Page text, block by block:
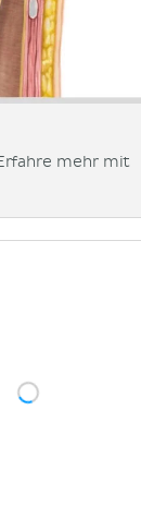
mehr mit